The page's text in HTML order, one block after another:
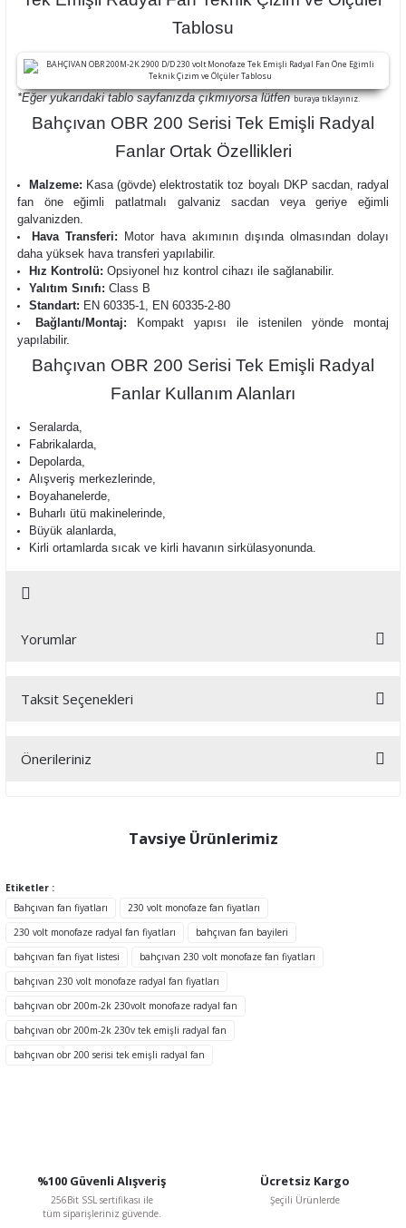
Tablosu
*Eğer yukarıdaki tablo sayfanızda çıkmıyorsa lütfenburaya tıklayınız.
Bahçıvan OBR 200 Serisi Tek Emişli Radyal
Fanlar Ortak Özellikleri
Malzeme: Kasa (gövde) elektrostatik toz boyalı DKP sacdan, radyal
fan öne eğimli patlatmalı galvaniz sacdan veya geriye eğimli
galvanizden.
Hava Transferi: Motor hava akımının dışında olmasından dolayı
daha yüksek hava transferi yapılabilir.
Hız Kontrolü: Opsiyonel hız kontrol cihazı ile sağlanabilir.
Yalıtım Sınıfı: Class B
Standart: EN 60335-1, EN 60335-2-80
Bağlantı/Montaj: Kompakt yapısı ile istenilen yönde montaj
yapılabilir.
Bahçıvan OBR 200 Serisi Tek Emişli Radyal
Fanlar Kullanım Alanları
Seralarda,
Fabrikalarda,
Depolarda,
Alışveriş merkezlerinde,
Boyahanelerde,
Buharlı ütü makinelerinde,
Büyük alanlarda,
Kirli ortamlarda sıcak ve kirli havanın sirkülasyonunda.
Yorumlar
Bu ürüne ilk yorumu siz yapın!
Taksit Seçenekleri
Önerileriniz
tarafımıza iletebilirsiniz.
Görüş ve önerileriniz için teşekkür ederiz.
Ürün fiyatı diğer sitelerden daha pahalı.
Bu ürüne benzer farklı alternatifler olmalı.
Tavsiye Ürünlerimiz
TÜKENDİ
BVN Bahçıvan
Etiketler :
Bahçıvan fan fiyatları
230 volt monofaze fan fiyatları
230 volt monofaze radyal fan fiyatları
bahçıvan fan bayileri
bahçıvan fan fiyat listesi
bahçıvan 230 volt monofaze fan fiyatları
bahçıvan 230 volt monofaze radyal fan fiyatları
bahçıvan obr 200m-2k 230volt monofaze radyal fan
bahçıvan obr 200m-2k 230v tek emişli radyal fan
bahçıvan obr 200 serisi tek emişli radyal fan
%100 Güvenli Alışveriş
256Bit SSL sertifikası ile
tüm siparişleriniz güvende.
Ücretsiz Kargo
Şeçili Ürünlerde